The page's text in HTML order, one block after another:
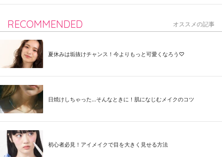
RECOMMENDED オススメの記事
夏休みは垢抜けチャンス！今よりもっと可愛くなろう♡
日焼けしちゃった...そんなときに！肌になじむメイクのコツ
初心者必見！アイメイクで目を大きく見せる方法